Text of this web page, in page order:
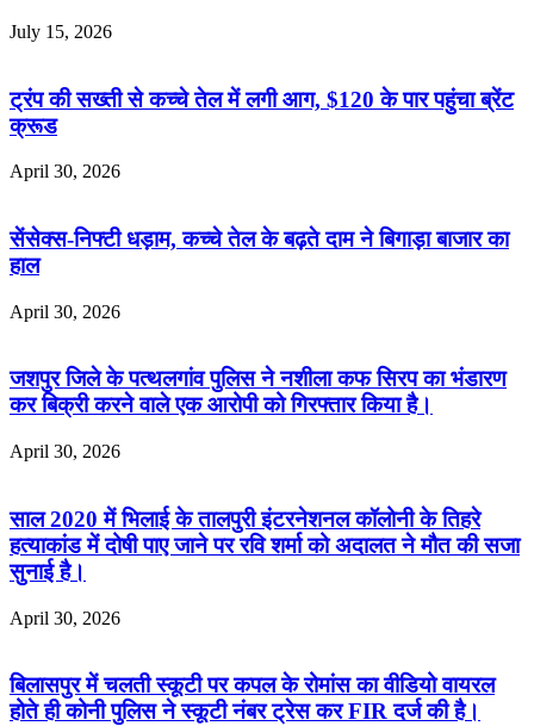
July 15, 2026
ट्रंप की सख्ती से कच्चे तेल में लगी आग, $120 के पार पहुंचा ब्रेंट
क्रूड
April 30, 2026
सेंसेक्स-निफ्टी धड़ाम, कच्चे तेल के बढ़ते दाम ने बिगाड़ा बाजार का
हाल
April 30, 2026
जशपुर जिले के पत्थलगांव पुलिस ने नशीला कफ सिरप का भंडारण
कर बिक्री करने वाले एक आरोपी को गिरफ्तार किया है।
April 30, 2026
साल 2020 में भिलाई के तालपुरी इंटरनेशनल कॉलोनी के तिहरे
हत्याकांड में दोषी पाए जाने पर रवि शर्मा को अदालत ने मौत की सजा
सुनाई है।
April 30, 2026
बिलासपुर में चलती स्कूटी पर कपल के रोमांस का वीडियो वायरल
होते ही कोनी पुलिस ने स्कूटी नंबर ट्रेस कर FIR दर्ज की है।